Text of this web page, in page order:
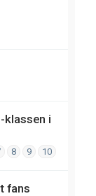
klassen i
8 9 10
fans